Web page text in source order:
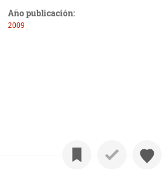
Año publicación:
2009